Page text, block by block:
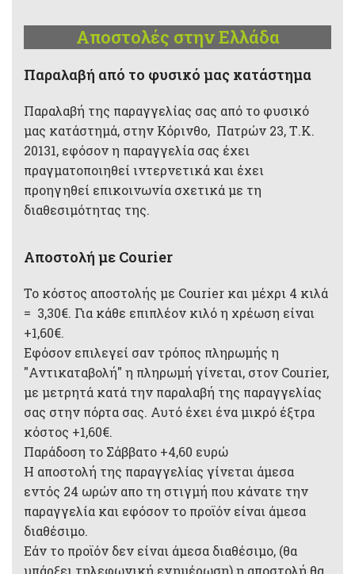
Αποστολές στην Ελλάδα
Παραλαβή από το φυσικό μας κατάστημα
Παραλαβή της παραγγελίας σας από το φυσικό
μας κατάστημά, στην Κόρινθο, Πατρών 23, Τ.Κ.
20131, εφόσον η παραγγελία σας έχει
πραγματοποιηθεί ιντερνετικά και έχει
προηγηθεί επικοινωνία σχετικά με τη
διαθεσιμότητας της.
Αποστολή με Courier
Το κόστος αποστολής με Courier και μέχρι 4 κιλά
= 3,30€. Για κάθε επιπλέον κιλό η χρέωση είναι
+1,60€.
Εφόσον επιλεγεί σαν τρόπος πληρωμής η
"Αντικαταβολή" η πληρωμή γίνεται, στον Courier,
με μετρητά κατά την παραλαβή της παραγγελίας
σας στην πόρτα σας. Αυτό έχει ένα μικρό έξτρα
κόστος +1,60€.
Παράδοση το Σάββατο +4,60 ευρώ
Η αποστολή της παραγγελίας γίνεται άμεσα
εντός 24 ωρών απο τη στιγμή που κάνατε την
παραγγελία και εφόσον το προϊόν είναι άμεσα
διαθέσιμο.
Εάν το προϊόν δεν είναι άμεσα διαθέσιμο, (θα
υπάρξει τηλεφωνική ενημέρωση) η αποστολή θα